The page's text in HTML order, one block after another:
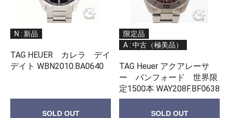
N : 新品
TAG HEUER カレラ デイ
デイト WBN2010.BA0640
SOLD OUT
限定品
A : 中古（極美品）
TAG Heuer アクアレーサ
ー バンフォード 世界限
定1500本 WAY208F.BF0638
SOLD OUT